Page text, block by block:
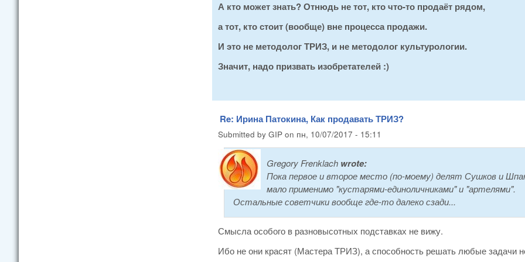
А кто может знать? Отнюдь не тот, кто что-то продаёт рядом,
а тот, кто стоит (вообще) вне процесса продажи.
И это не методолог ТРИЗ, и не методолог культурологии.
Значит, надо призвать изобретателей :)
Re: Ирина Патокина, Как продавать ТРИЗ?
Submitted by GIP on пн, 10/07/2017 - 15:11
Gregory Frenklach wrote:
Пока первое и второе место (по-моему) делят Сушков и
мало применимо "кустарями-единоличниками" и "артелями".
Остальные советчики вообще где-то далеко сзади...
Смысла особого в разновысотных подставках не вижу.
Ибо не они красят (Мастера ТРИЗ), а способность решать любые задачи